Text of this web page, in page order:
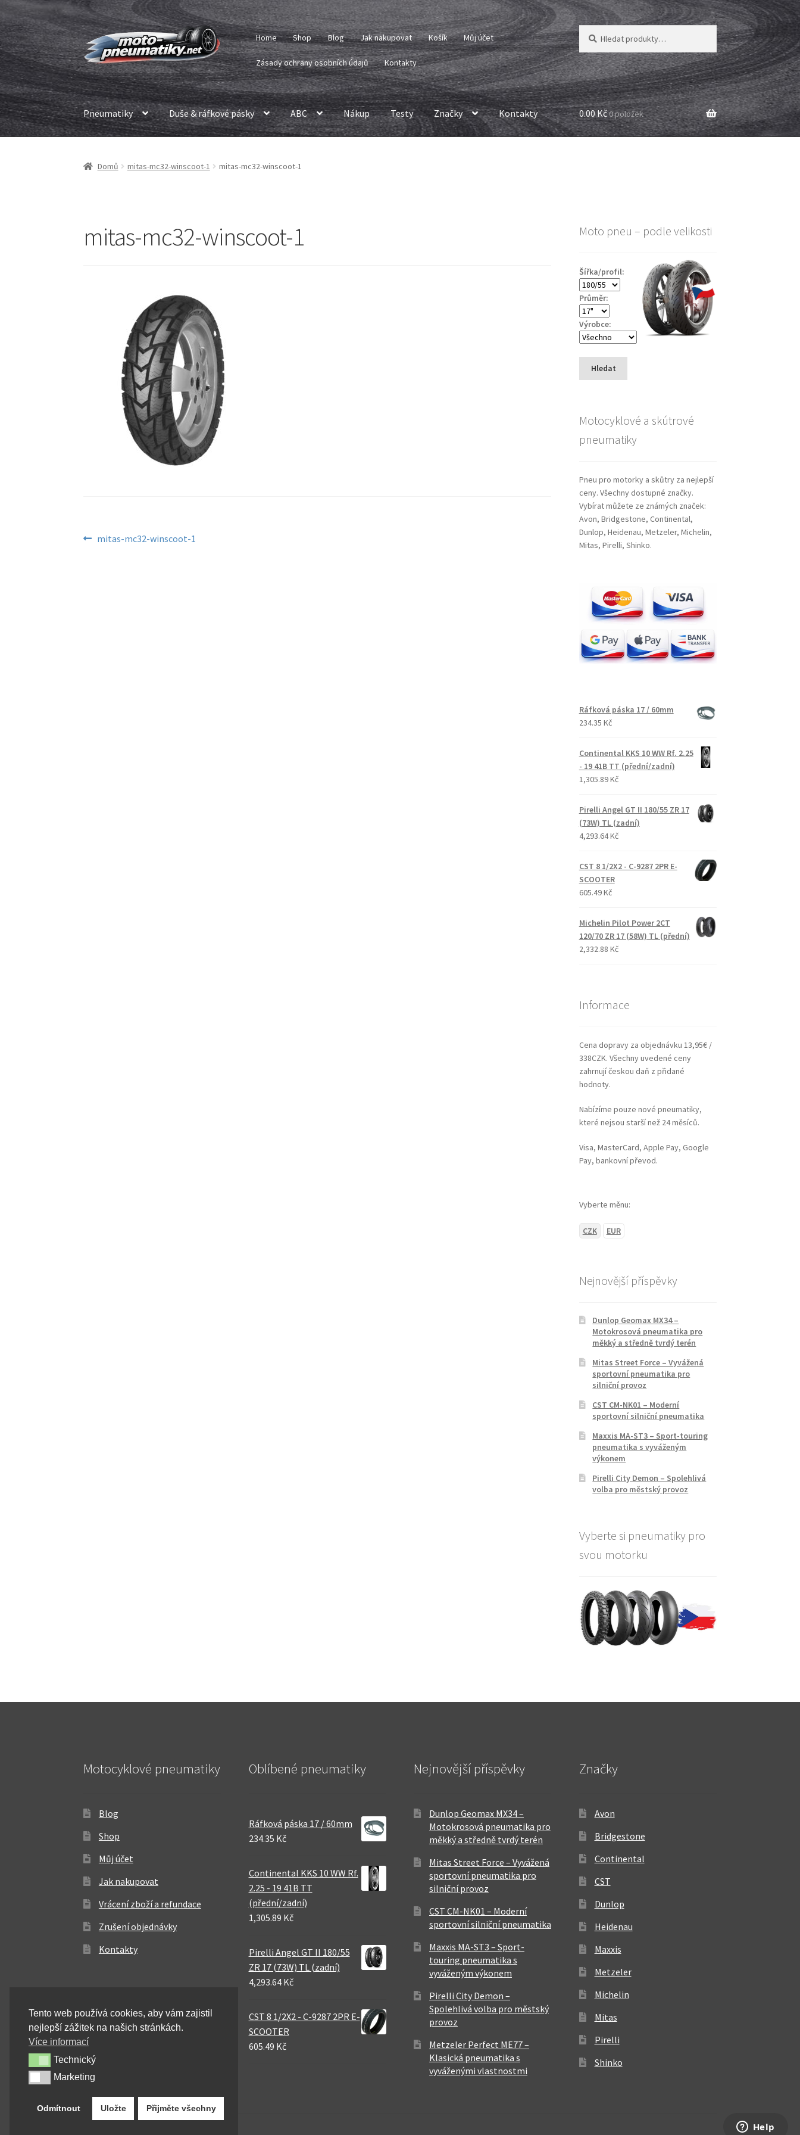
Přeskočit
na
navigaci
Přejít
k
obsahu
webu
Home Shop Blog Jak nakupovat Košík Můj účet
Zásady ochrany osobních údajů Kontakty
Hledat:
Hledat
Pneumatiky Duše & ráfkové pásky ABC Nákup Testy Značky Kontakty 0.00 Kč0 položek
Domů mitas-mc32-winscoot-1 mitas-mc32-winscoot-1
mitas-mc32-winscoot-1
Navigace
Předchozí
mitas-mc32-winscoot-1
Moto pneu – podle velikosti
Šířka/profil:
Průměr:
Výrobce:
Hledat
Motocyklové a skútrové
pneumatiky
Pneu pro motorky a skůtry za nejlepší
ceny. Všechny dostupné značky.
Vybírat můžete ze známých značek:
Avon, Bridgestone, Continental,
Dunlop, Heidenau, Metzeler, Michelin,
Mitas, Pirelli, Shinko.
Ráfková páska 17 / 60mm
234.35 Kč
Continental KKS 10 WW Rf. 2.25
- 19 41B TT (přední/zadní)
1,305.89 Kč
Pirelli Angel GT II 180/55 ZR 17
(73W) TL (zadní)
4,293.64 Kč
CST 8 1/2X2 - C-9287 2PR E-
SCOOTER
605.49 Kč
Michelin Pilot Power 2CT
120/70 ZR 17 (58W) TL (přední)
2,332.88 Kč
Informace
Cena dopravy za objednávku 13,95€ /
338CZK. Všechny uvedené ceny
zahrnují českou daň z přidané
hodnoty.
Nabízíme pouze nové pneumatiky,
které nejsou starší než 24 měsíců.
Visa, MasterCard, Apple Pay, Google
Pay, bankovní převod.
Vyberte měnu:
CZK EUR
Nejnovější příspěvky
Dunlop Geomax MX34 –
Motokrosová pneumatika pro
měkký a středně tvrdý terén
Mitas Street Force – Vyvážená
sportovní pneumatika pro
silniční provoz
CST CM-NK01 – Moderní
sportovní silniční pneumatika
Maxxis MA-ST3 – Sport-touring
pneumatika s vyváženým
výkonem
Pirelli City Demon – Spolehlivá
volba pro městský provoz
Vyberte si pneumatiky pro
svou motorku
Motocyklové pneumatiky
Blog
Shop
Můj účet
Jak nakupovat
Vrácení zboží a refundace
Zrušení objednávky
Kontakty
Oblíbené pneumatiky
Ráfková páska 17 / 60mm
234.35 Kč
Continental KKS 10 WW Rf.
2.25 - 19 41B TT
(přední/zadní)
1,305.89 Kč
Pirelli Angel GT II 180/55
ZR 17 (73W) TL (zadní)
4,293.64 Kč
CST 8 1/2X2 - C-9287 2PR E-
SCOOTER
605.49 Kč
Nejnovější příspěvky
Dunlop Geomax MX34 –
Motokrosová pneumatika pro
měkký a středně tvrdý terén
Mitas Street Force – Vyvážená
sportovní pneumatika pro
silniční provoz
CST CM-NK01 – Moderní
sportovní silniční pneumatika
Maxxis MA-ST3 – Sport-
touring pneumatika s
vyváženým výkonem
Pirelli City Demon –
Spolehlivá volba pro městský
provoz
Metzeler Perfect ME77 –
Klasická pneumatika s
vyváženými vlastnostmi
Značky
Avon
Bridgestone
Continental
CST
Dunlop
Heidenau
Maxxis
Metzeler
Michelin
Mitas
Pirelli
Shinko
Tento web používá cookies, aby vám zajistil
nejlepší zážitek na našich stránkách.
Více informací
TechnickýTechnický
MarketingMarketing
Odmítnout Uložte Přijměte všechny